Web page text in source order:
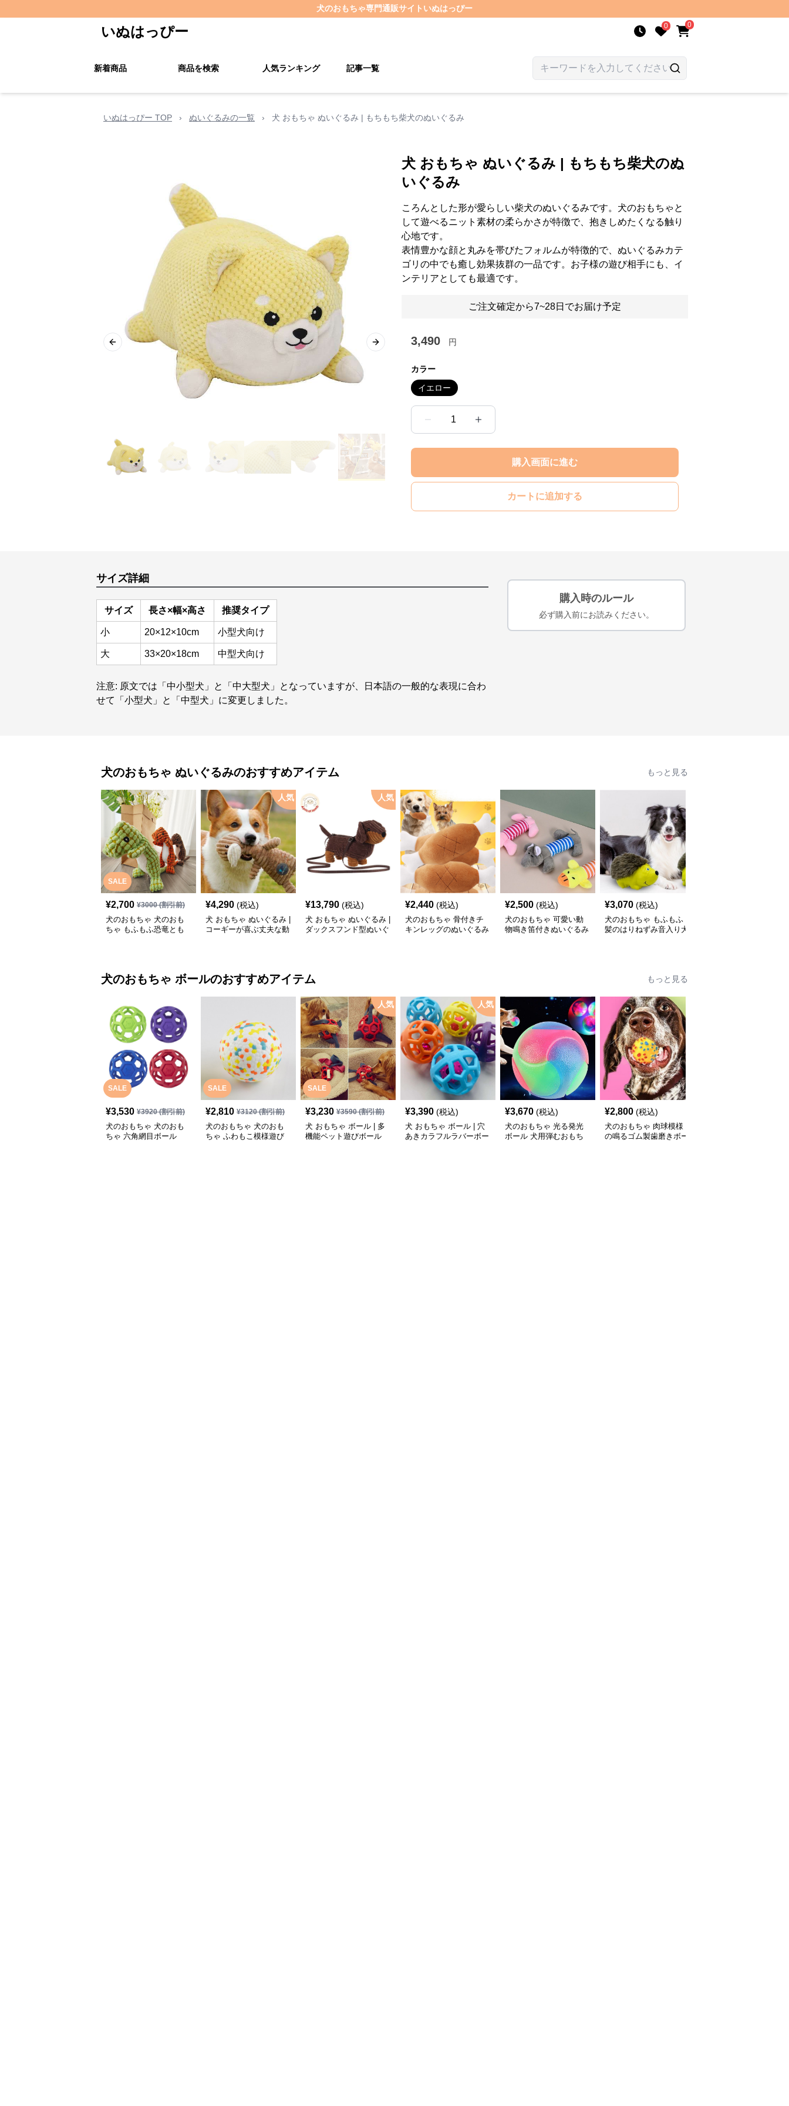
犬のおもちゃ専門通販サイト いぬはっぴー
いぬはっぴー 0 0
新着商品 商品を検索 人気ランキング 記事一覧
いぬはっぴー TOP › ぬいぐるみの一覧 › 犬 おもちゃ ぬいぐるみ | もちもち柴犬のぬいぐるみ
Previous slide Next slide
犬 おもちゃ ぬいぐるみ | もちもち柴犬のぬ
いぐるみ
ころんとした形が愛らしい柴犬のぬいぐるみです。犬のおもちゃと
して遊べるニット素材の柔らかさが特徴で、抱きしめたくなる触り
心地です。
表情豊かな顔と丸みを帯びたフォルムが特徴的で、ぬいぐるみカテ
ゴリの中でも癒し効果抜群の一品です。お子様の遊び相手にも、イ
ンテリアとしても最適です。
ご注文確定から7~28日でお届け予定
3,490 円
カラー
イエロー
1
購入画面に進む
カートに追加する
サイズ詳細
サイズ 長さ×幅×高さ 推奨タイプ
小 20×12×10cm 小型犬向け
大 33×20×18cm 中型犬向け
注意: 原文では「中小型犬」と「中大型犬」となっていますが、日本語の一般的な表現に合わ
せて「小型犬」と「中型犬」に変更しました。
購入時のルール
必ず購入前にお読みください。
犬のおもちゃ ぬいぐるみのおすすめアイテム もっと見る
SALE
¥2,700 ¥3000(割引前)
犬のおもちゃ 犬のおも
ちゃ もふもふ恐竜とも
人気
¥4,290 (税込)
犬 おもちゃ ぬいぐるみ |
コーギーが喜ぶ丈夫な動
人気
¥13,790 (税込)
犬 おもちゃ ぬいぐるみ |
ダックスフンド型ぬいぐ
¥2,440 (税込)
犬のおもちゃ 骨付きチ
キンレッグのぬいぐるみ
¥2,500 (税込)
犬のおもちゃ 可愛い動
物鳴き笛付きぬいぐるみ
¥3,070 (税込)
犬のおもちゃ もふもふ
髪のはりねずみ音入り犬
犬のおもちゃ ボールのおすすめアイテム もっと見る
SALE
¥3,530 ¥3920(割引前)
犬のおもちゃ 犬のおも
ちゃ 六角網目ボール
SALE
¥2,810 ¥3120(割引前)
犬のおもちゃ 犬のおも
ちゃ ふわもこ模様遊び
SALE
人気
¥3,230 ¥3590(割引前)
犬 おもちゃ ボール | 多
機能ペット遊びボール
人気
¥3,390 (税込)
犬 おもちゃ ボール | 穴
あきカラフルラバーボー
¥3,670 (税込)
犬のおもちゃ 光る発光
ボール 犬用弾むおもち
¥2,800 (税込)
犬のおもちゃ 肉球模様
の鳴るゴム製歯磨きボー